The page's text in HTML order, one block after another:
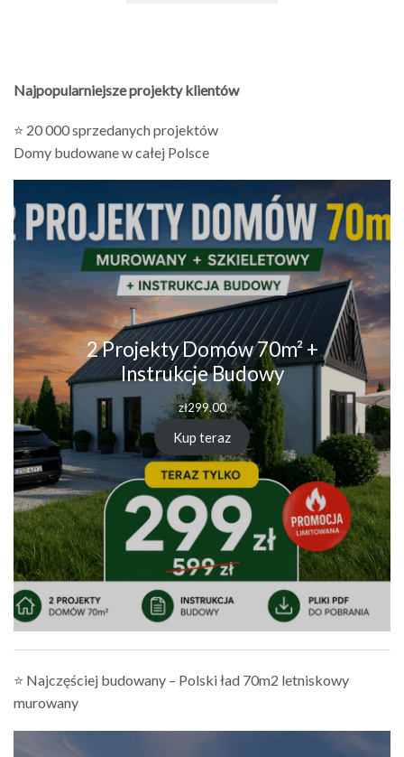
Najpopularniejsze projekty klientów
⭐ 20 000 sprzedanych projektów
Domy budowane w całej Polsce
2 Projekty Domów 70m² +
Instrukcje Budowy
zł299.00
Kup teraz
⭐ Najczęściej budowany – Polski ład 70m2 letniskowy
murowany